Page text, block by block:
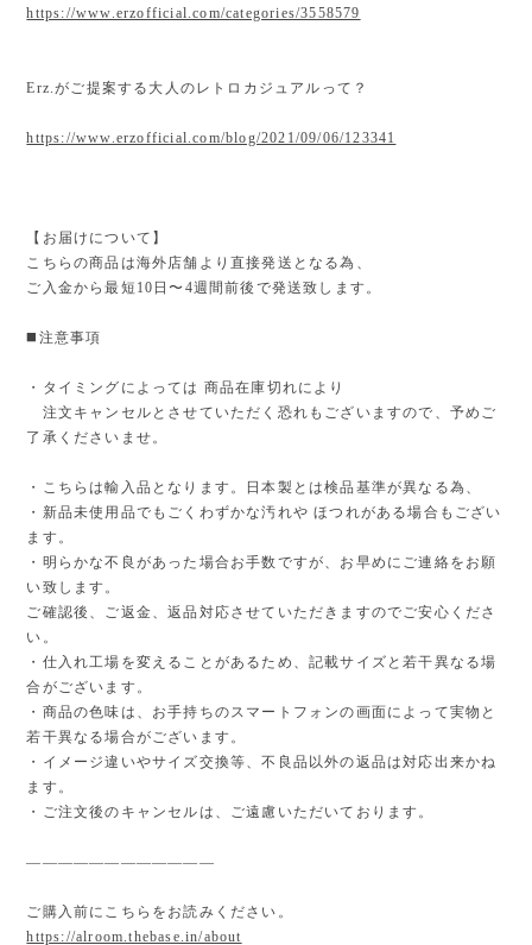
https://www.erzofficial.com/categories/3558579
Erz.がご提案する大人のレトロカジュアルって？
https://www.erzofficial.com/blog/2021/09/06/123341
【お届けについて】
こちらの商品は海外店舗より直接発送となる為、
ご入金から最短10日〜4週間前後で発送致します。
◼️注意事項
・タイミングによっては 商品在庫切れにより
注文キャンセルとさせていただく恐れもございますので、予めご
了承くださいませ。
・こちらは輸入品となります。日本製とは検品基準が異なる為、
・新品未使用品でもごくわずかな汚れや ほつれがある場合もござい
ます。
・明らかな不良があった場合お手数ですが、お早めにご連絡をお願
い致します。
ご確認後、ご返金、返品対応させていただきますのでご安心くださ
い。
・仕入れ工場を変えることがあるため、記載サイズと若干異なる場
合がございます。
・商品の色味は、お手持ちのスマートフォンの画面によって実物と
若干異なる場合がございます。
・イメージ違いやサイズ交換等、不良品以外の返品は対応出来かね
ます。
・ご注文後のキャンセルは、ご遠慮いただいております。
————————————
ご購入前にこちらをお読みください。
https://alroom.thebase.in/about